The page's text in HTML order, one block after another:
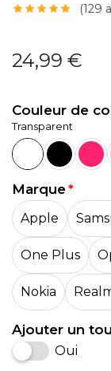
(129
24,99 €
Couleur de
Transparent
Marque
Apple
One Plus
Nokia
Ajouter un
Oui